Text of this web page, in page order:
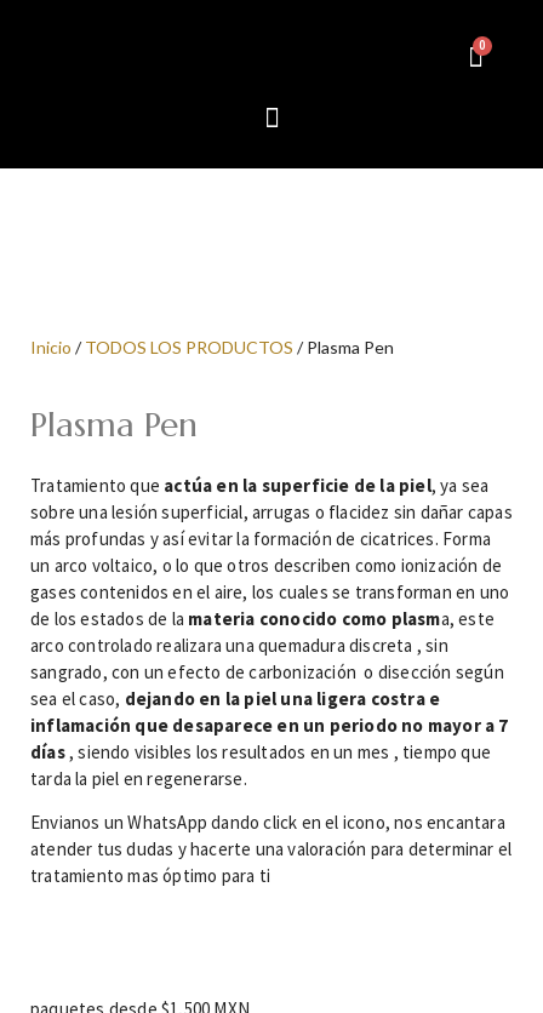
Inicio /TODOS LOS PRODUCTOS / Plasma Pen
Plasma Pen
Tratamiento que actúa en la superficie de la piel, ya sea
sobre una lesión superficial, arrugas o flacidez sin dañar capas
más profundas y así evitar la formación de cicatrices. Forma
un arco voltaico, o lo que otros describen como ionización de
gases contenidos en el aire, los cuales se transforman en uno
de los estados de la materia conocido como plasma, este
arco controlado realizara una quemadura discreta , sin
sangrado, con un efecto de carbonización o disección según
sea el caso, dejando en la piel una ligera costra e
inflamación que desaparece en un periodo no mayor a 7
días, siendo visibles los resultados en un mes , tiempo que
tarda la piel en regenerarse.
Envianos un WhatsApp dando click en el icono, nos encantara
atender tus dudas y hacerte una valoración para determinar el
tratamiento mas óptimo para ti
paquetes desde $1,500 MXN